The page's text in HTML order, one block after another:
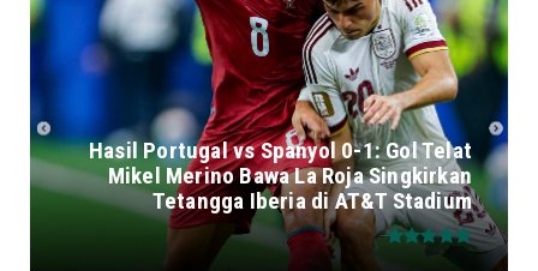
Hasil Portugal vs Spanyol 0-1: Gol Telat
Mikel Merino Bawa La Roja Singkirkan
Tetangga Iberia di AT&T Stadium